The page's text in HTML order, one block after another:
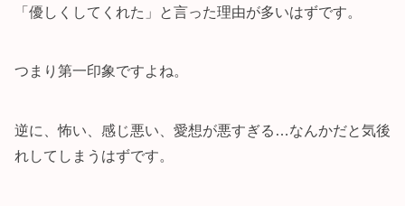
「優しくしてくれた」と言った理由が多いはずです。
つまり第一印象ですよね。
逆に、怖い、感じ悪い、愛想が悪すぎる…なんかだと気後
れしてしまうはずです。